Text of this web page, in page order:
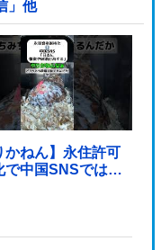
」他
かねん】永住許可
で中国SNSでは…